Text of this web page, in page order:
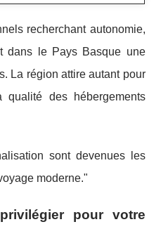
recherchant autonomie,
dans le Pays Basque une
La région attire autant pour
des hébergements
sont devenues les
moderne."
pour votre